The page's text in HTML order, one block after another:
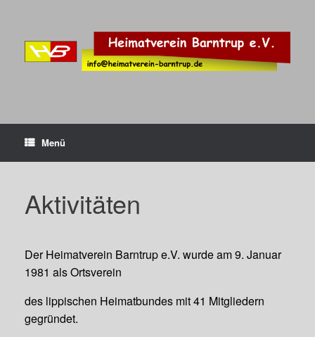
Menü
Aktivitäten
Der Heimatverein Barntrup e.V. wurde am 9. Januar
1981 als Ortsverein
des lippischen Heimatbundes mit 41 Mitgliedern
gegründet.